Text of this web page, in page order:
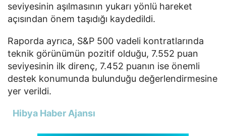
seviyesinin aşılmasının yukarı yönlü hareket
açısından önem taşıdığı kaydedildi.
Raporda ayrıca, S&P 500 vadeli kontratlarında
teknik görünümün pozitif olduğu, 7.552 puan
seviyesinin ilk direnç, 7.452 puanın ise önemli
destek konumunda bulunduğu değerlendirmesine
yer verildi.
Hibya Haber Ajansı